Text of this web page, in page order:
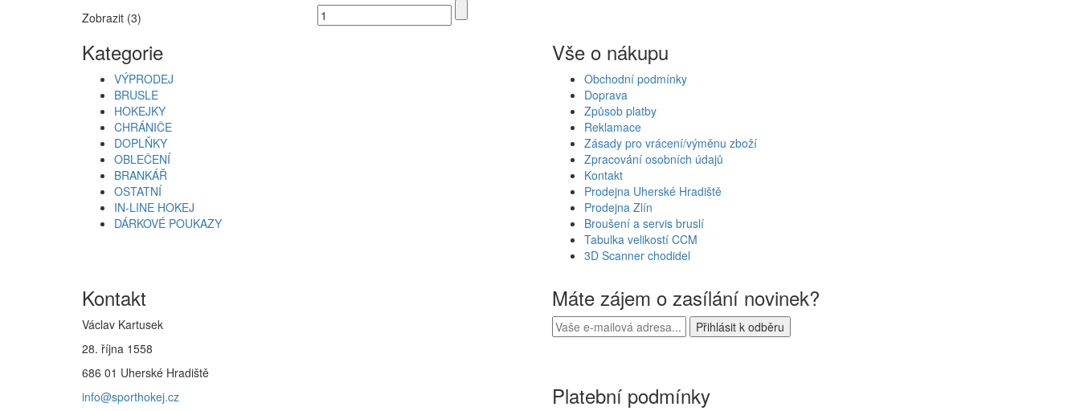
Zobrazit (3)
Kategorie
VÝPRODEJ
BRUSLE
HOKEJKY
CHRÁNIČE
DOPLŇKY
OBLEČENÍ
BRANKÁŘ
OSTATNÍ
IN-LINE HOKEJ
DÁRKOVÉ POUKAZY
Vše o nákupu
Obchodní podmínky
Doprava
Způsob platby
Reklamace
Zásady pro vrácení/výměnu zboží
Zpracování osobních údajů
Kontakt
Prodejna Uherské Hradiště
Prodejna Zlín
Broušení a servis bruslí
Tabulka velikostí CCM
3D Scanner chodidel
Kontakt
Václav Kartusek
28. října 1558
686 01 Uherské Hradiště
info@sporthokej.cz
Máte zájem o zasílání novinek?
Platební podmínky